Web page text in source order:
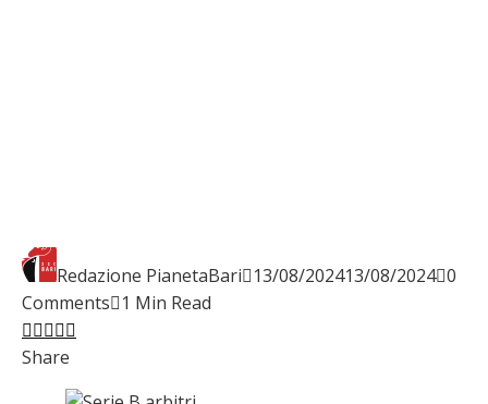
Redazione PianetaBari 13/08/202413/08/2024 0
Comments 1 Min Read
Facebook
Twitter
LinkedIn
Pinterest
Stumbleupon
Share